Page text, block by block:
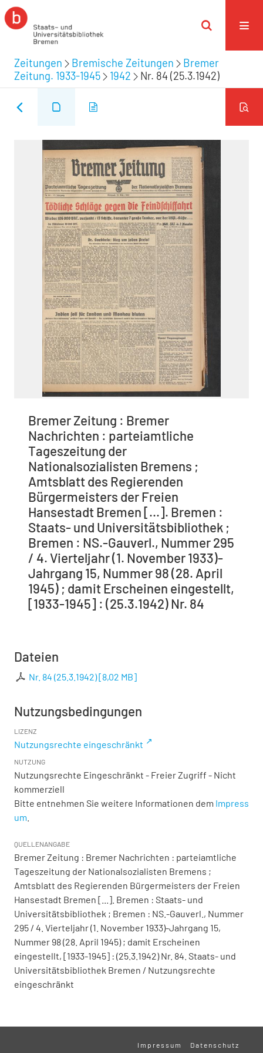
Zeitungen Bremische Zeitungen
Bremer
Zeitung. 1933-1945
1942 Nr. 84 (25.3.1942)
Bremer Zeitung : Bremer
Nachrichten : parteiamtliche
Tageszeitung der
Nationalsozialisten Bremens ;
Amtsblatt des Regierenden
Bürgermeisters der Freien
Hansestadt Bremen [...]. Bremen :
Staats- und Universitätsbibliothek ;
Bremen : NS.-Gauverl., Nummer 295
/ 4. Vierteljahr (1. November 1933)-
Jahrgang 15, Nummer 98 (28. April
1945) ; damit Erscheinen eingestellt,
[1933-1945] : (25.3.1942) Nr. 84
Dateien
Nr. 84 (25.3.1942)[8,02 MB]
Nutzungsbedingungen
LIZENZ
Nutzungsrechte eingeschränkt
NUTZUNG
Nutzungsrechte Eingeschränkt - Freier Zugriff - Nicht
kommerziell
Bitte entnehmen Sie weitere Informationen dem Impress
um
QUELLENANGABE
Bremer Zeitung : Bremer Nachrichten : parteiamtliche
Tageszeitung der Nationalsozialisten Bremens ;
Amtsblatt des Regierenden Bürgermeisters der Freien
Hansestadt Bremen [...]. Bremen : Staats- und
Universitätsbibliothek ; Bremen : NS.-Gauverl., Nummer
295 / 4. Vierteljahr (1. November 1933)-Jahrgang 15,
Nummer 98 (28. April 1945) ; damit Erscheinen
eingestellt, [1933-1945] : (25.3.1942) Nr. 84. Staats- und
Universitätsbibliothek Bremen / Nutzungsrechte
eingeschränkt
Impressum Datenschutz